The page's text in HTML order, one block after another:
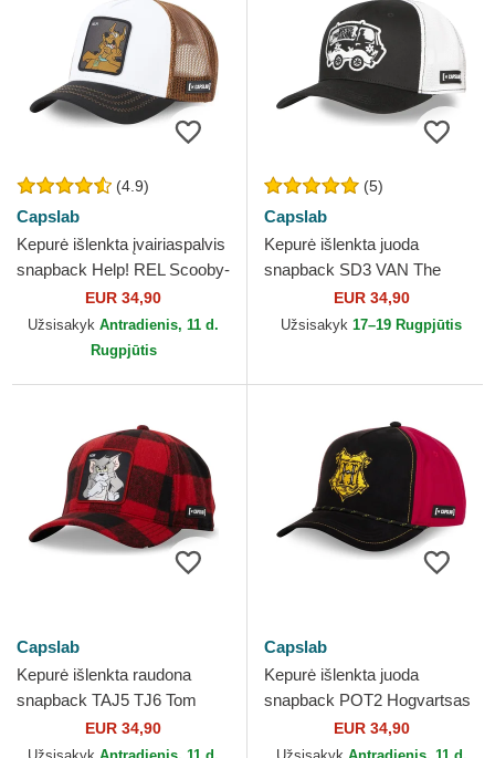
(4.9)
Capslab
Kepurė išlenkta įvairiaspalvis
snapback Help! REL Scooby-
Doo CapslabEUR 34,90
Užsisakyk Antradienis, 11 d.
Rugpjūtis
(5)
Capslab
Kepurė išlenkta juoda
snapback SD3 VAN The
Mystery Machine Scooby-
Doo Capslab
EUR 34,90
Užsisakyk 17–19 Rugpjūtis
Capslab
Kepurė išlenkta raudona
snapback TAJ5 TJ6 Tom
Looney Tunes Capslab
EUR 34,90
Capslab
Kepurė išlenkta juoda
snapback POT2 Hogvartsas
Harry Potter Capslab
EUR 34,90